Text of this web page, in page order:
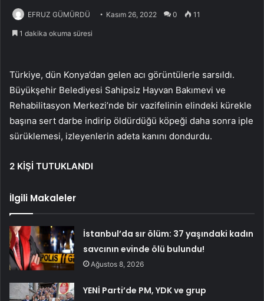
EFRUZ GÜMÜRDÜ Kasım 26, 2022 0 11
1 dakika okuma süresi
Türkiye, dün Konya’dan gelen acı görüntülerle sarsıldı.
Büyükşehir Belediyesi Sahipsiz Hayvan Bakımevi ve
Rehabilitasyon Merkezi’nde bir vazifelinin elindeki kürekle
başına sert darbe indirip öldürdüğü köpeği daha sonra iple
sürüklemesi, izleyenlerin adeta kanını dondurdu.
2 KİŞİ TUTUKLANDI
İlgili Makaleler
İstanbul’da sır ölüm: 37 yaşındaki kadın
savcının evinde ölü bulundu!
Ağustos 8, 2026
YENİ Parti’de PM, YDK ve grup